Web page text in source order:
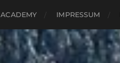
IMPRESSUM